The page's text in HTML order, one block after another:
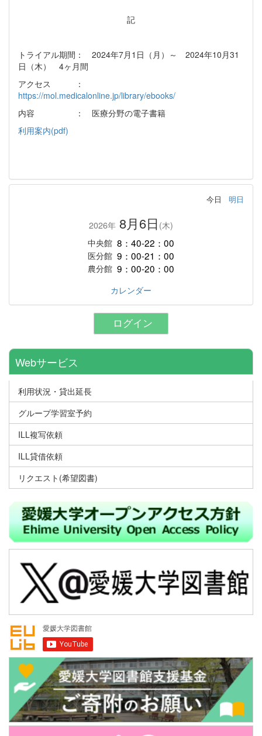
記
トライアル期間： 2024年7月1日（月）～ 2024年10月31
日（木） 4ヶ月間
アクセス ：
https://mol.medicalonline.jp/library/ebooks/
内容 ： 医療分野の電子書籍
利用案内(pdf)
今日 明日
2026年 8月6日 (木)
中央館 8：40-22：00
医分館 9：00-21：00
農分館 9：00-20：00
カレンダー
ログイン
Webサービス
利用状況・貸出延長
グループ学習室予約
ILL複写依頼
ILL貸借依頼
リクエスト(希望図書)